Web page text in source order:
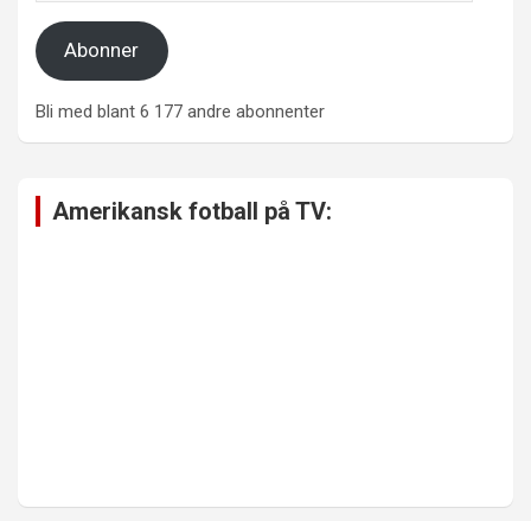
Abonner
Bli med blant 6 177 andre abonnenter
Amerikansk fotball på TV: